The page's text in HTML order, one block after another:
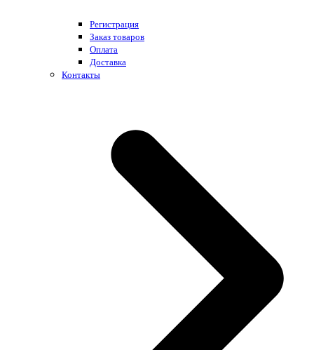
Регистрация
Заказ товаров
Оплата
Доставка
Контакты